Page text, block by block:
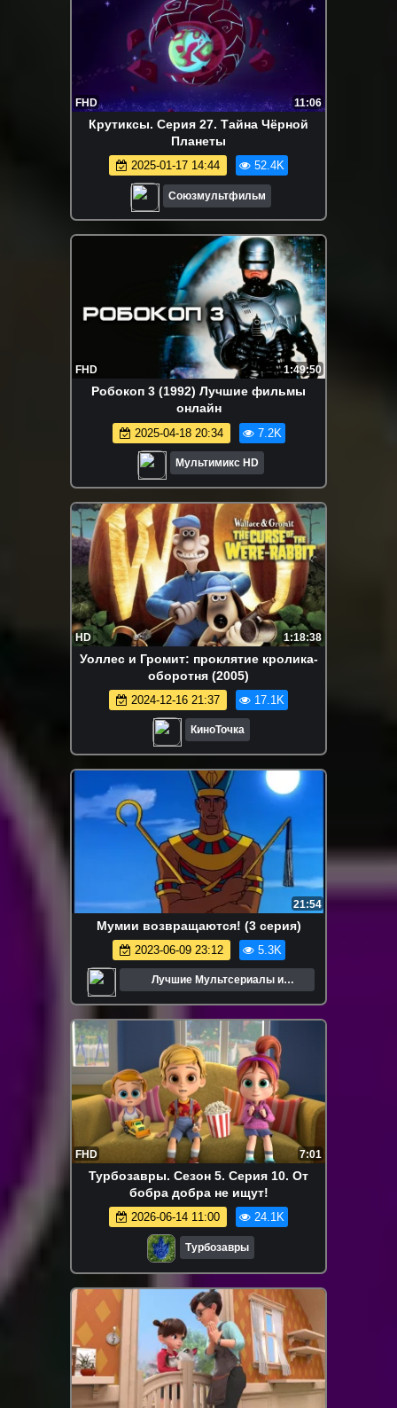
FHD 11:06
Крутиксы. Серия 27. Тайна Чёрной
Планеты
2025-01-17 14:44 52.4K
Союзмультфильм
FHD 1:49:50
Робокоп 3 (1992) Лучшие фильмы
онлайн
2025-04-18 20:34 7.2K
Мультимикс HD
HD 1:18:38
Уоллес и Громит: проклятие кролика-
оборотня (2005)
2024-12-16 21:37 17.1K
КиноТочка
21:54
Мумии возвращаются! (3 серия)
2023-06-09 23:12 5.3K
Лучшие Мультсериалы и
FHD 7:01
Турбозавры. Сезон 5. Серия 10. От
бобра добра не ищут!
2026-06-14 11:00 24.1K
Турбозавры